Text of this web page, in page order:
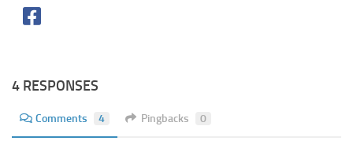
4 RESPONSES
Comments 4 Pingbacks 0